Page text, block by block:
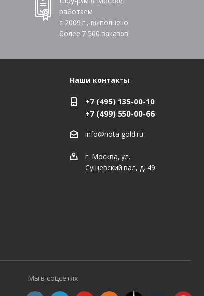
работаем
с 2009 г., выполнено
более 7 500 заказов
Наши контакты
+7 (495) 135-00-10
+7 (499) 550-00-66
info@nota-gold.ru
г. Москва, ул.
Сущевский вал, д. 49
Мы в соцсетях